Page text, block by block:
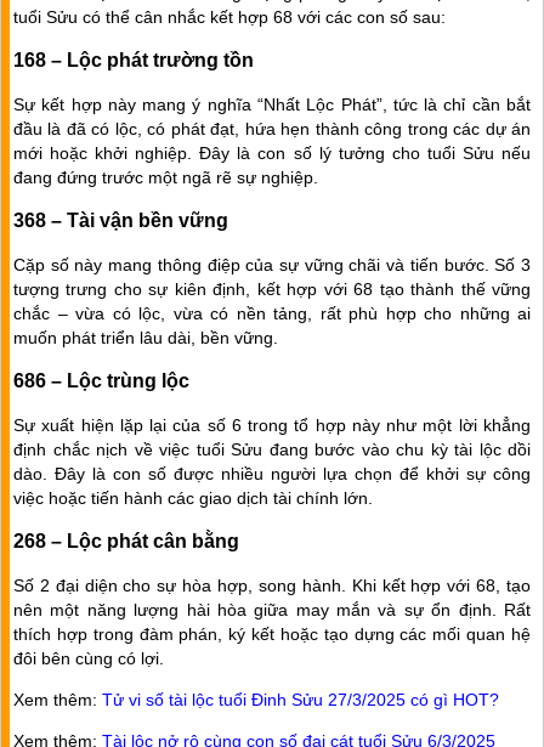
tuổi Sửu có thể cân nhắc kết hợp 68 với các con số sau:
168 – Lộc phát trường tồn
Sự kết hợp này mang ý nghĩa “Nhất Lộc Phát”, tức là chỉ cần bắt
đầu là đã có lộc, có phát đạt, hứa hẹn thành công trong các dự án
mới hoặc khởi nghiệp. Đây là con số lý tưởng cho tuổi Sửu nếu
đang đứng trước một ngã rẽ sự nghiệp.
368 – Tài vận bền vững
Cặp số này mang thông điệp của sự vững chãi và tiến bước. Số 3
tượng trưng cho sự kiên định, kết hợp với 68 tạo thành thế vững
chắc – vừa có lộc, vừa có nền tảng, rất phù hợp cho những ai
muốn phát triển lâu dài, bền vững.
686 – Lộc trùng lộc
Sự xuất hiện lặp lại của số 6 trong tổ hợp này như một lời khẳng
định chắc nịch về việc tuổi Sửu đang bước vào chu kỳ tài lộc dồi
dào. Đây là con số được nhiều người lựa chọn để khởi sự công
việc hoặc tiến hành các giao dịch tài chính lớn.
268 – Lộc phát cân bằng
Số 2 đại diện cho sự hòa hợp, song hành. Khi kết hợp với 68, tạo
nên một năng lượng hài hòa giữa may mắn và sự ổn định. Rất
thích hợp trong đàm phán, ký kết hoặc tạo dựng các mối quan hệ
đôi bên cùng có lợi.
Xem thêm: Tử vi số tài lộc tuổi Đinh Sửu 27/3/2025 có gì HOT?
Xem thêm: Tài lộc nở rộ cùng con số đại cát tuổi Sửu 6/3/2025